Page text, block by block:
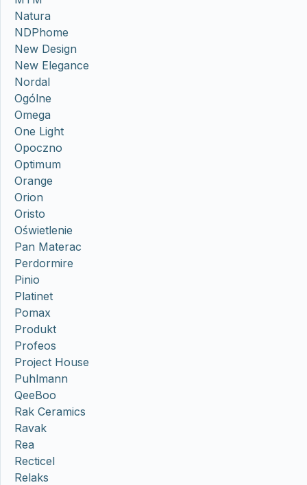
Natura
NDPhome
New Design
New Elegance
Nordal
Ogólne
Omega
One Light
Opoczno
Optimum
Orange
Orion
Oristo
Oświetlenie
Pan Materac
Perdormire
Pinio
Platinet
Pomax
Produkt
Profeos
Project House
Puhlmann
QeeBoo
Rak Ceramics
Ravak
Rea
Recticel
Relaks